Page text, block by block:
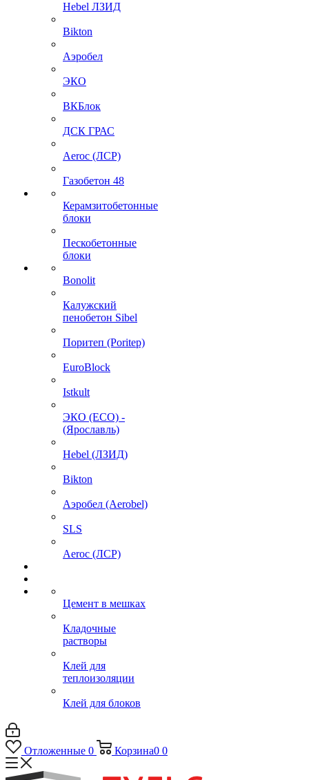
Hebel ЛЗИД
Bikton
Аэробел
ЭКО
ВКБлок
ДСК ГРАС
Aeroc (ЛСР)
Газобетон 48
Керамзитобетонные
блоки
Пескобетонные
блоки
Bonolit
Калужский
пенобетон Sibel
Поритеп (Poritep)
EuroBlock
Istkult
ЭКО (ECO) -
(Ярославль)
Hebel (ЛЗИД)
Bikton
Аэробел (Aerobel)
SLS
Aeroc (ЛСР)
Цемент в мешках
Кладочные
растворы
Клей для
теплоизоляции
Клей для блоков
Отложенные 0 Корзина0 0